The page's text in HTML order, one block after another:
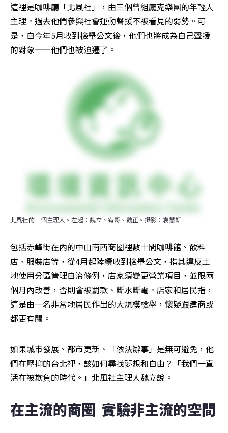
這裡是咖啡廳「北風社」，由三個曾組龐克樂團的年輕人
主理。過去他們參與社會運動聲援不被看見的弱勢。可
是，自今年5月收到檢舉公文後，他們也將成為自己聲援
的對象——他們也被迫遷了。
北風社的三個主理人。左起：魏立、宥哥、魏正。攝影︰袁慧妍
包括赤峰街在內的中山南西商圈裡數十間咖啡館、飲料
店、服裝店等，從4月起陸續收到檢舉公文，指其違反土
地使用分區管理自治條例，店家須變更營業項目，並限兩
個月內改善，否則會被罰款、斷水斷電。店家和居民指，
這是由一名非當地居民作出的大規模檢舉，懷疑跟建商或
都更有關。
如果城市發展、都市更新、「依法辦事」是無可避免，他
們在壓抑的台北裡，該如何尋找夢想和自由？「我們一直
活在被欺負的時代。」北風社主理人魏立說。
在主流的商圈  實驗非主流的空間